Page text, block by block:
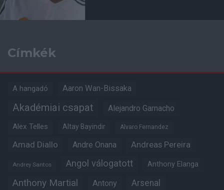
Címkék
A hangadó Aaron Wan-Bissaka
Akadémiai csapat Alejandro Garnacho
Alex Telles Altay Bayindir Alvaro Fernandez
Amad Diallo Andre Onana Andreas Pereira
Andrey Santos Angol válogatott Anthony Elanga
Anthony Martial Antony Arsenal